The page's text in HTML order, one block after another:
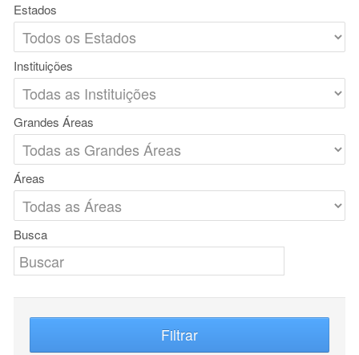
Estados
Instituições
Grandes Áreas
Áreas
Busca
Filtrar